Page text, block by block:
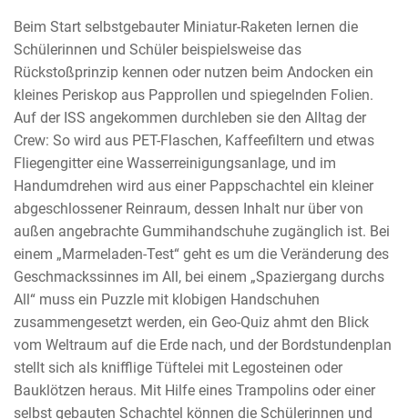
Beim Start selbstgebauter Miniatur-Raketen lernen die
Schülerinnen und Schüler beispielsweise das
Rückstoßprinzip kennen oder nutzen beim Andocken ein
kleines Periskop aus Papprollen und spiegelnden Folien.
Auf der ISS angekommen durchleben sie den Alltag der
Crew: So wird aus PET-Flaschen, Kaffeefiltern und etwas
Fliegengitter eine Wasserreinigungsanlage, und im
Handumdrehen wird aus einer Pappschachtel ein kleiner
abgeschlossener Reinraum, dessen Inhalt nur über von
außen angebrachte Gummihandschuhe zugänglich ist. Bei
einem „Marmeladen-Test“ geht es um die Veränderung des
Geschmackssinnes im All, bei einem „Spaziergang durchs
All“ muss ein Puzzle mit klobigen Handschuhen
zusammengesetzt werden, ein Geo-Quiz ahmt den Blick
vom Weltraum auf die Erde nach, und der Bordstundenplan
stellt sich als knifflige Tüftelei mit Legosteinen oder
Bauklötzen heraus. Mit Hilfe eines Trampolins oder einer
selbst gebauten Schachtel können die Schülerinnen und